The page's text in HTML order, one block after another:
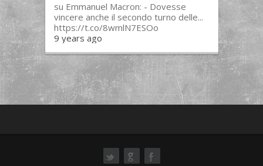
su Emmanuel Macron: - Dovesse
vincere anche il secondo turno delle...
https://t.co/8wmlN7ESOo
9 years ago